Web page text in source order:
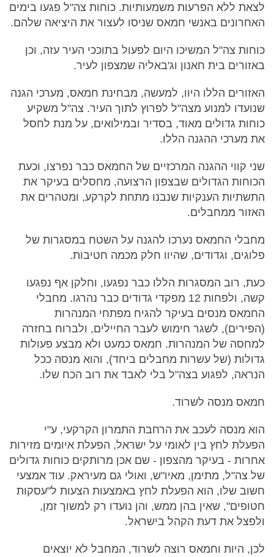
לצאת ללא הפרעות משמעותיות. כוחות צה"ל פגעו בימים
האחרונים באנשי חמאס שניסו לעצור את היציאה שלהם.
כוחות צה"ל המשיכו היום לפעול בתוככי העיר עזה, וכן
באזורים בית חאנון וג'באליה שמצפון לעיר.
האזורים הללו היוו, למעשה, מבחינת חמאס, מערכי הגנה
שנועדו למנוע מצה"ל לפרוץ לתוך העיר. צה"ל משקיע
כוחות גדולים מאוד, בסדיר ובמילואים, על מנת לחסל
את מערכי ההגנה הללו.
שני קווי ההגנה המרכזיים של החמאס כבר נפרצו, וכעת
הכוחות הגדולים שבצפון הרצועה, מחסלים בעיקר את
התשתיות הענקיות שנבנו מתחת לקרקע, ומטהרים את
האזור ממחבלים.
מחבלי החמאס נערכו להגנה על השטח במסגרות של
פלוגים, וגדודים, שהיוו חלק מכמה חטיבות.
כעת, רוב המסגרות הללו כבר נפגעו, וחלקן אף נפגעו
קשה, ולפחות 12 מפקדי גדודים כבר נהרגו. מחבלי
החמאס מנסים בעיקר להגיח מפתחי המנהרות
(הפירים), לשגר חימוש לעבר החיילים, ולברוח בחזרה
למחסה של המנהרות. חמאס כמעט ולא מבצע פעולות
גדולות (של עשרות מחבלים ביחד), והוא מנסה ככל
הנראה, לפגוע בצה"ל בלי לאבד את רוב הכח שלו.
חמאס מנסה לשרוד.
הוא מנסה לעכב את הרחבת התמרון הקרקעי, ע"י
הפעלת לחץ בין לאומי על ישראל, הפעלת איומים מזירות
אחרות - בעיקר מהצפון - שם אכן מרותקים כוחות גדולים
של צה"ל, מתימן, מאיו"ש, ואולי גם מעיראק. עוד אמצעי
חשוב שלו, הוא הפעלת לחץ באמצעות הצעות ל"עסקות
חטופים", שאין בהן ממש, והן נועדו רק למשוך זמן,
ולפצל את דעת הקהל בישראל.
לכן, היות וחמאס רוצה לשרוד, המחבל לא יוצאים